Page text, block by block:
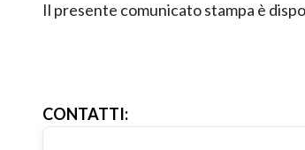
Il presente comunicato stampa è
CONTATTI: